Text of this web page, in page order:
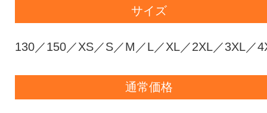
サイズ
130／150／XS／S／M／L／XL／2XL／3XL／
通常価格